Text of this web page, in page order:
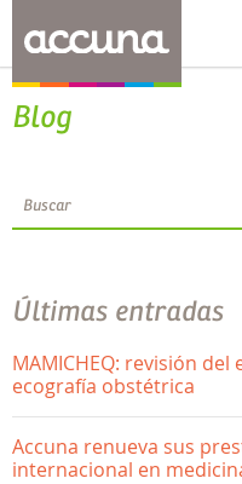
Blog
Últimas entradas
MAMICHEQ: revisión
ecografía obstétrica
Accuna renueva sus
internacional en